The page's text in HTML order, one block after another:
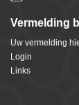
Vermelding
Uw vermelding
Login
Links